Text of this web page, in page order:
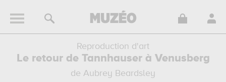
Reproduction d'art
Le retour de Tannhauser à Venusberg
de Aubrey Beardsley